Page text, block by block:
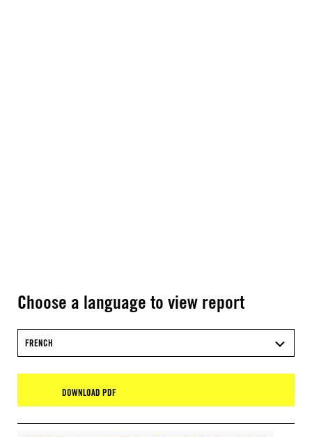
Choose a language to view report
FRENCH
DOWNLOAD PDF